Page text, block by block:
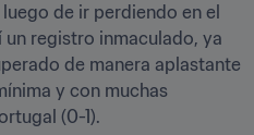
de ir perdiendo en el
registro inmaculado, ya
de manera aplastante
y con muchas
(0-1).